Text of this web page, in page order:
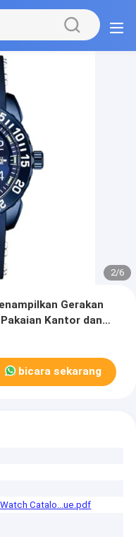
2/6
Gerakan
Kantor dan
bicara sekarang
Catalo...ue.pdf